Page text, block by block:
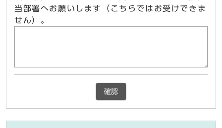
当部署へお願いします（こちらではお受けできま
せん）。
確認